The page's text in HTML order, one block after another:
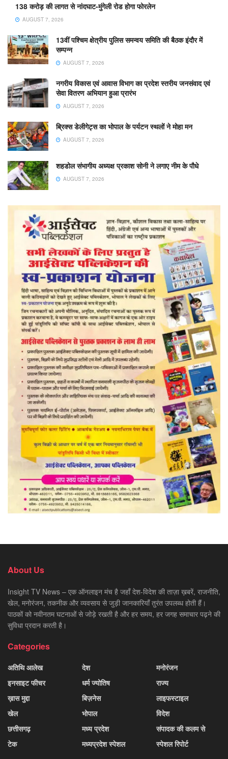
138 करोड़ की लागत से नांदघाट-मुंगेली रोड होगा फोरलेन
AUGUST 7, 2026
13वीं पश्चिम क्षेत्रीय पुलिस समन्वय समिति की बैठक इंदौर में
सम्पन्न
AUGUST 7, 2026
नगरीय विकास एवं आवास विभाग का प्रदेश स्तरीय जनसंवाद एवं
सेवा वितरण अभियान हुआ प्रारंभ
AUGUST 7, 2026
ब्रिक्स डेलीगेट्स का भोपाल के पर्यटन स्थलों ने मोहा मन
AUGUST 7, 2026
शहडोल संभागीय अध्यक्ष प्रकाश सोनी ने लगाए नीम के पौधे
AUGUST 7, 2026
About Us
Insight TV News – एक ऑनलाइन मंच है जहाँ देश-विदेश की ताज़ा ख़बरें, राजनीति,
खेल, मनोरंजन, तकनीक और व्यवसाय से जुड़ी जानकारियाँ तुरंत उपलब्ध होती हैं।
पाठकों को नवीनतम घटनाओं से जोड़े रखती है और हर समय, हर जगह समाचार पढ़ने की
सुविधा प्रदान करती है।
Categories
अतिथि आलेख
इनसाइट फीचर
ख़ास मुद्दा
खेल
छत्तीसगढ़
टेक
देश
धर्म ज्योतिष
बिज़नेस
भोपाल
मध्य प्रदेश
मध्यप्रदेश स्पेशल
मनोरंजन
राज्य
लाइफस्टाइल
विदेश
संपादक की कलम से
स्पेशल रिपोर्ट